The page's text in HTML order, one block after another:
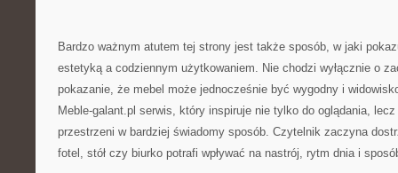
Bardzo ważnym atutem tej strony jest także sposób, w jaki
estetyką a codziennym użytkowaniem. Nie chodzi wyłącznie o
pokazanie, że mebel może jednocześnie być wygodny i
Meble-galant.pl serwis, który inspiruje nie tylko do oglądania,
przestrzeni w bardziej świadomy sposób. Czytelnik zaczyna
fotel, stół czy biurko potrafi wpływać na nastrój, rytm dnia i